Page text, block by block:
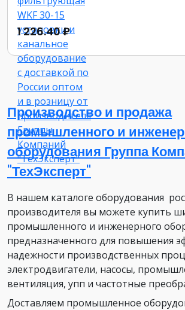
1 226.40 ₽
Производство и продажа
промышленного и
оборудования Группа
"ТехЭксперт"
В нашем каталоге оборудования
производителя вы можете купить
промышленного и инженерного
предназначенного для повышения
надежности производственных
электродвигатели, насосы,
вентиляция, упп и частотные
Доставляем промышленное